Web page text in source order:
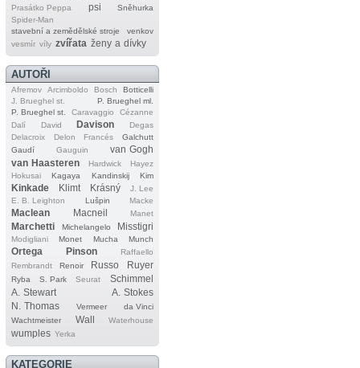
Prasátko Peppa psi
Sněhurka
Spider‐Man
stavební a zemědělské stroje
venkov
vesmír víly zvířata ženy a dívky
AUTOŘI
Afremov Arcimboldo Bosch
Botticelli
J. Brueghel st.
P. Brueghel ml.
P. Brueghel st.
Caravaggio
Cézanne
Dalí
David Davison
Degas
Delacroix
Delon Francés
Galchutt
Gaudí
Gauguin
van Gogh
van Haasteren
Hardwick
Hayez
Hokusai
Kagaya Kandinskij Kim
Kinkade Klimt Krásný
J. Lee
E. B. Leighton
Lušpin Macke
Maclean Macneil Manet
Marchetti Michelangelo Misstigri
Modigliani Monet Mucha Munch
Ortega Pinson
Raffaello
Rembrandt
Renoir Russo Ruyer
Ryba S. Park Seurat
Schimmel
A. Stewart
A. Stokes
N. Thomas
Vermeer
da Vinci
Wachtmeister
Wall Waterhouse
wumples Yerka
KATEGORIE